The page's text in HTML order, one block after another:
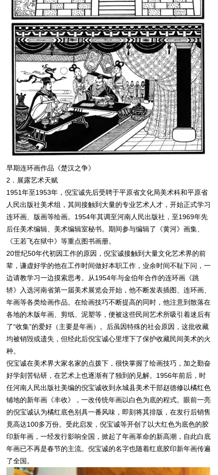
早期连环画作品《楚汉之争》
2．展露艺术天赋
1951年至1953年，倪宝诚先后受聘于平原省文化局美术科和平原省
人民出版社美术组，其间接触到大量的专业艺术人才，开始正式学习
连环画、版画等绘画。1954年其调至河南人民出版社，至1969年先
后任美术编辑、美术编辑室秘书。期间参与编辑了《黄河》画集、
《王若飞在狱中》等重点图书画册。
20世纪50年代初因工作的原因，倪宝诚接触到大量文化艺术界的前
辈，谦虚好学的他在工作时间做好本职工作，业余时间不耻下问，一
边请教学习一边摸索思考。从1954年与金伯年合作的连环画《跳
轿》入选河南省第一届美术展览会开始，他不断发表插图、连环画、
年画等各类绘画作品。在绘画技巧不断提高的同时，他注意到散落在
各地的木版年画、剪纸、泥塑等，便被这些民间艺术所吸引着迷后有
了“收集”的爱好（主要是年画）。后虽因特殊的社会原因，这批收藏
均被销毁或遗失，但经此后倪宝诚心里埋下了保护收藏民间美术的火
种。
倪宝诚在美术界大家名家的点拨下，很快掌握了绘画技巧，加之勤奋
好学刻苦钻研，在艺术上也逐渐有了独到的见解。1956年前后，时
任河南人民出版社美编的倪宝诚收到永城县美术干部赵德修以橘红色
铺地的新年画《丰收》，一改传统年画以白色为底的程式。眼前一亮
的倪宝诚认为橘红底色别具一番风味，即刻将其排版，在发行后销售
竟高达100多万份。受此启发，倪宝诚等开创了以大红色为底色的胶
印新年画，一经发行影响全国，掀起了年画革命的新高潮，自此白底
年画已不再是春节的主流。倪宝诚的名字也随着红底胶印新年画传遍
了全国。